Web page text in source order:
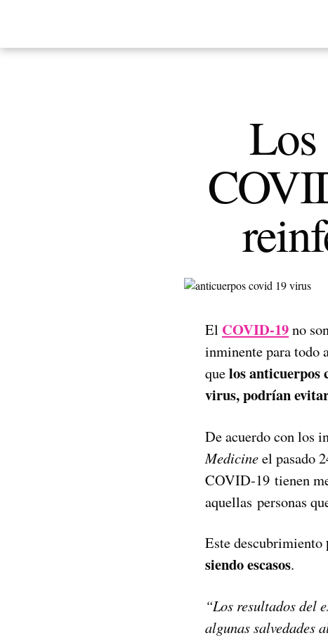
Los
El COVID-19no
inminente para todo
quelos anticuerpos
virus, podrían
De acuerdo con los
Medicineel pasado
COVID-19 tienen
aquellas personas
Este descubrimiento
siendo escasos.
“Los resultados del
algunas salvedades